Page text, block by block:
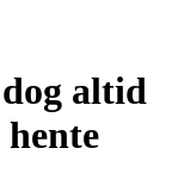
altid